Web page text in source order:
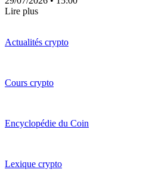
Lire plus
Actualités crypto
Cours crypto
Encyclopédie du Coin
Lexique crypto